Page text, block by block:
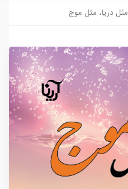
مثل دریا، مثل موج